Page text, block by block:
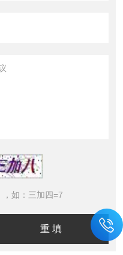
如：三加四=7